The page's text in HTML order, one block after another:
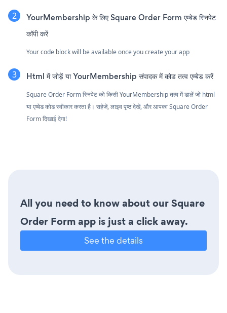
YourMembership के लिए Square Order Form एम्बेड स्निपेट
कॉपी करें
Your code block will be available once you create your app
Html में जोड़ें या YourMembership संपादक में कोड तत्व एम्बेड करें
Square Order Form स्निपेट को किसी YourMembership तत्व में डालें जो html
या एम्बेड कोड स्वीकार करता है। सहेजें, लाइव पृष्ठ देखें, और आपका Square Order
Form दिखाई देगा!
All you need to know about our Square
Order Form app is just a click away.
See the details